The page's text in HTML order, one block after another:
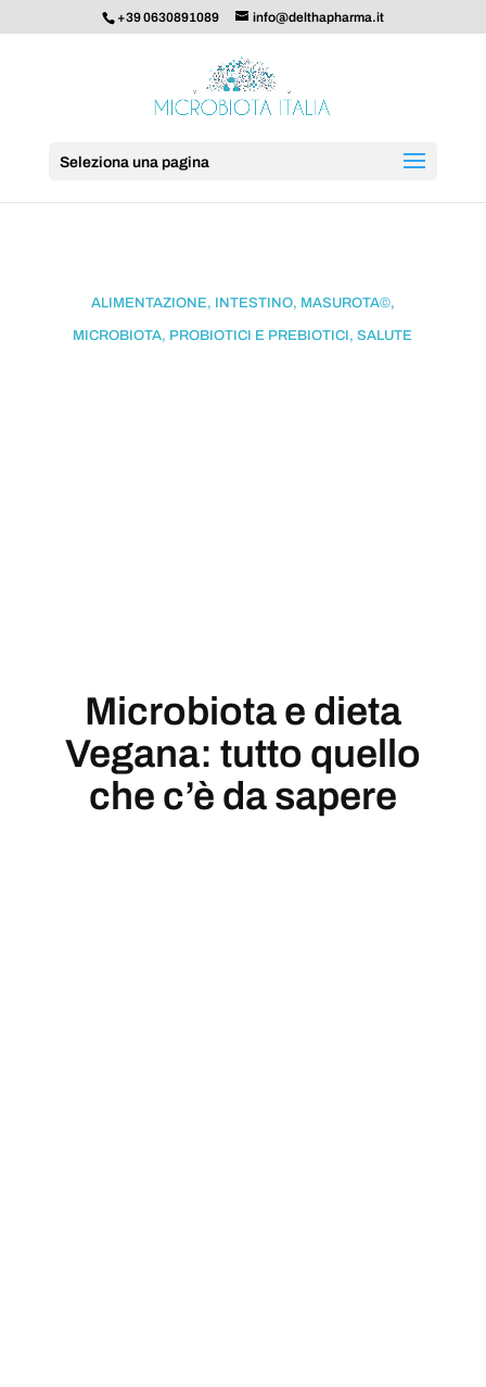
+39 0630891089 info@delthapharma.it
Seleziona una pagina
ALIMENTAZIONE, INTESTINO, MASUROTA©,
MICROBIOTA, PROBIOTICI E PREBIOTICI ,SALUTE
Microbiota e dieta
Vegana: tutto quello
che c’è da sapere